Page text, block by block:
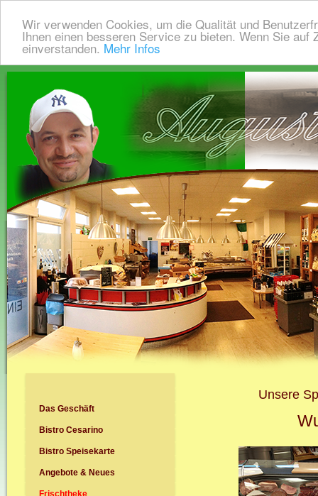
Wir verwenden Cookies, um die Qualität und
Ihnen einen besseren Service zu bieten. Wenn Sie
einverstanden. Mehr Infos
Das Geschäft
Bistro Cesarino
Bistro Speisekarte
Angebote & Neues
Frischtheke
Unsere